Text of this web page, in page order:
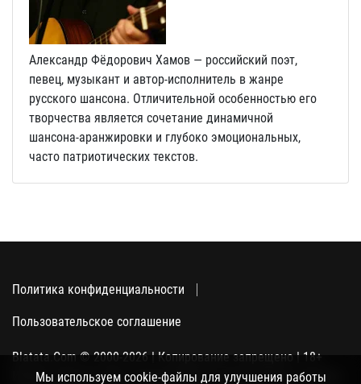
Александр Фёдорович Хамов — российский поэт,
певец, музыкант и автор‑исполнитель в жанре
русского шансона. Отличительной особенностью его
творчества является сочетание динамичной
шансона‑аранжировки и глубоко эмоциональных,
часто патриотических текстов.
Политика конфиденциальности
Пользовательское соглашение
Blatata.Com © 2000-2026 | Копирование запрещено | 18+
Использование сайта подразумевает ваше полное согласие
Мы используем cookie-файлы для улучшения работы